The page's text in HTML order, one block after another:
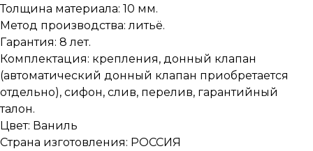
Толщина материала: 10 мм.
Метод производства: литьё.
Гарантия: 8 лет.
Комплектация: крепления, донный клапан
(автоматический донный клапан приобретается
отдельно), сифон, слив, перелив, гарантийный
талон.
Цвет: Ваниль
Страна изготовления: РОССИЯ